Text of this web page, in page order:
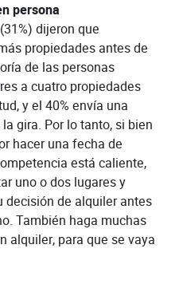
persona
dijeron que
propiedades antes de
de las personas
a cuatro propiedades
y el 40% envía una
gira. Por lo tanto, si bien
hacer una fecha de
está caliente,
uno o dos lugares y
decisión de alquiler antes
También haga muchas
alquiler, para que se vaya